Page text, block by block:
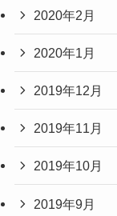
2020年2月
2020年1月
2019年12月
2019年11月
2019年10月
2019年9月